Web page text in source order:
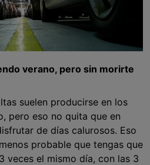
verano, pero sin morirte
suelen producirse en los
pero eso no quita que en
de días calurosos. Eso
probable que tengas que
veces el mismo día, con las 3